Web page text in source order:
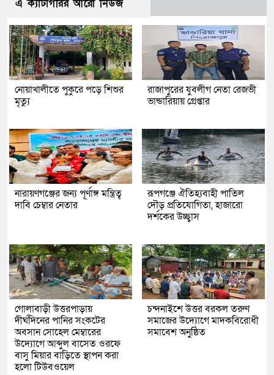
এ ক্যাটাগরির আরো নিউজ
নোয়াখালীতে পুকুরে পড়ে শিশুর
মৃত্যু
রাজাপুরের যুবলীগ নেতা রেজভী
ভান্ডারিয়ায় গ্রেপ্তার
নারায়ণগঞ্জের জন্য পূর্ণাঙ্গ মন্ত্রিত্ব
দাবি চেম্বার নেতার
রূপগঞ্জে ঐতিহ্যবাহী পাতিল
দৌড় প্রতিযোগিতা, হাজারো
দর্শকের উচ্ছ্বাস
গোলাবাড়ী উত্তরপাড়ায়
দীর্ঘদিনের পানির সংকটের
অবসান সোহেল মেম্বারের
উদ্যোগে আব্দুল বাসেত ওরফে
বাসু মিয়ার বাড়িতে স্থাপন করা
হলো টিউবওয়েল
চন্দনাইশে উত্তর বরকল তরুণ
সমাজের উদ্যোগে মাদকবিরোধী
সমাবেশ অনুষ্ঠিত